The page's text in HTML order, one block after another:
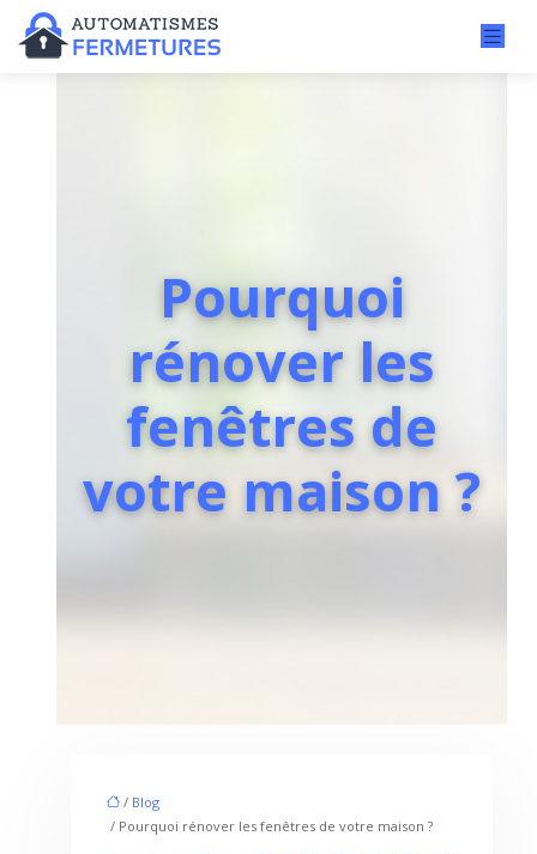
Pourquoi
rénover les
fenêtres de
votre maison ?
/ Blog
/ Pourquoi rénover les fenêtres de votre maison ?